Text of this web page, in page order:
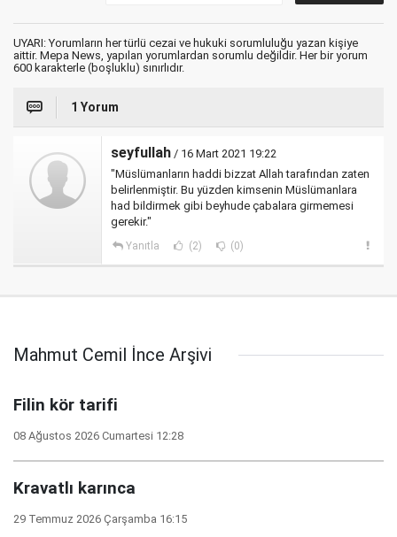
UYARI: Yorumların her türlü cezai ve hukuki sorumluluğu yazan kişiye
aittir. Mepa News, yapılan yorumlardan sorumlu değildir. Her bir yorum
600 karakterle (boşluklu) sınırlıdır.
1 Yorum
seyfullah / 16 Mart 2021 19:22
"Müslümanların haddi bizzat Allah tarafından zaten
belirlenmiştir. Bu yüzden kimsenin Müslümanlara
had bildirmek gibi beyhude çabalara girmemesi
gerekir."
Yanıtla (2) (0)
Mahmut Cemil İnce Arşivi
Filin kör tarifi
08 Ağustos 2026 Cumartesi 12:28
Kravatlı karınca
29 Temmuz 2026 Çarşamba 16:15